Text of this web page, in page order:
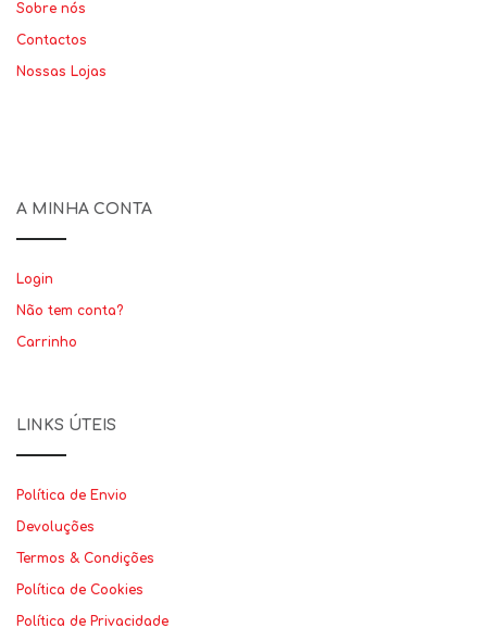
Sobre nós
Contactos
Nossas Lojas
A MINHA CONTA
Login
Não tem conta?
Carrinho
LINKS ÚTEIS
Política de Envio
Devoluções
Termos & Condições
Política de Cookies
Política de Privacidade